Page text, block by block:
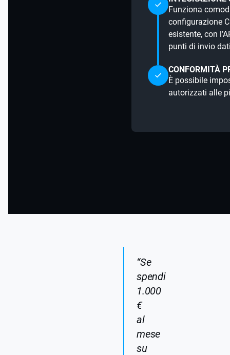
Funziona
configurazione
esistente, con
punti di invio
CONFORMITÀ
È possibile
autorizzati alle
“Se
spendi
1.000
€
al
mese
su